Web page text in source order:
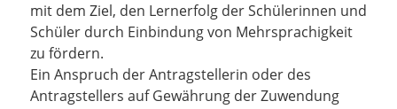
mit dem Ziel, den Lernerfolg der Schülerinnen und
Schüler durch Einbindung von Mehrsprachigkeit
zu fördern.
Ein Anspruch der Antragstellerin oder des
Antragstellers auf Gewährung der Zuwendung